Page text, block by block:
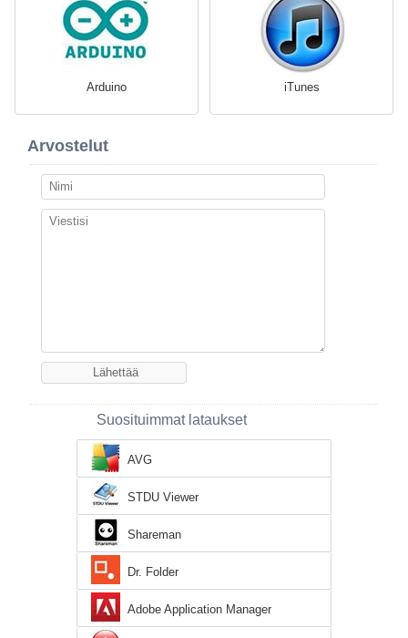
Arduino iTunes
Arvostelut
Suosituimmat lataukset
AVG
STDU Viewer
Shareman
Dr. Folder
Adobe Application Manager